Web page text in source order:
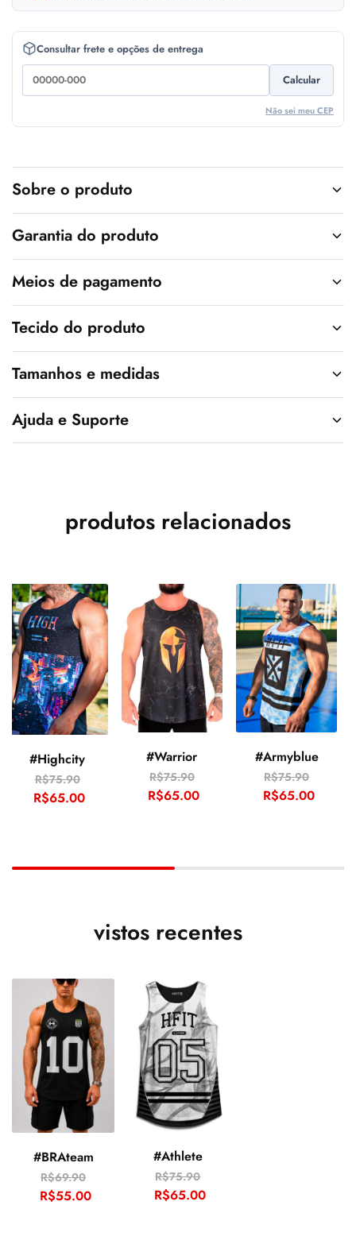
i
v
e
:
Consultar frete e opções de entrega
Calcular
Não sei meu CEP
Sobre o produto
Garantia do produto
Meios de pagamento
Tecido do produto
Tamanhos e medidas
Ajuda e Suporte
produtos relacionados
#Highcity
R$75.90
R$65.00
#Warrior
R$75.90
R$65.00
#Armyblue
R$75.90
R$65.00
vistos recentes
#BRAteam
R$69.90
R$55.00
#Athlete
R$75.90
R$65.00